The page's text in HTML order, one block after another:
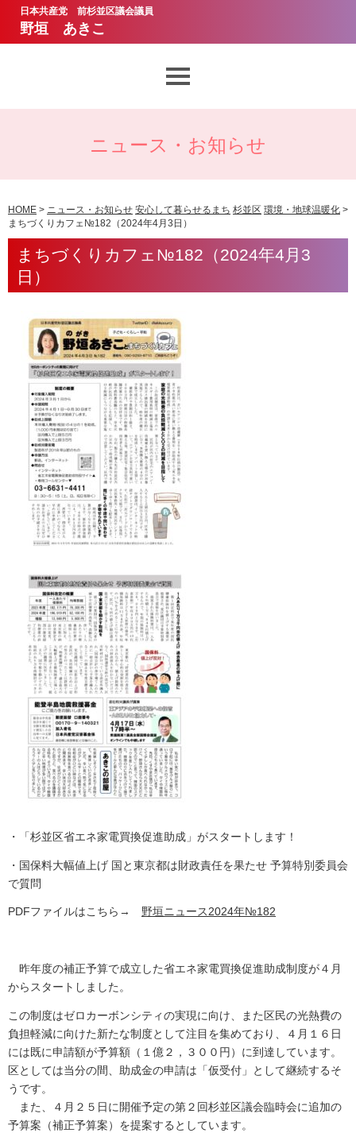
日本共産党 前杉並区議会議員
野垣 あきこ
野垣あきこのお約束
ニュース・お知らせ
HOME > ニュース・お知らせ 安心して暮らせるまち 杉並区 環境・地球温暖化 >
まちづくりカフェ№182（2024年4月3日）
まちづくりカフェ№182（2024年4月3
日）
・「杉並区省エネ家電買換促進助成」がスタートします！
・国保料大幅値上げ 国と東京都は財政責任を果たせ 予算特別委員会
で質問
PDFファイルはこちら→ 野垣ニュース2024年№182
昨年度の補正予算で成立した省エネ家電買換促進助成制度が４月
からスタートしました。
この制度はゼロカーボンシティの実現に向け、また区民の光熱費の
負担軽減に向けた新たな制度として注目を集めており、４月１６日
には既に申請額が予算額（１億２，３００円）に到達しています。
区としては当分の間、助成金の申請は「仮受付」として継続するそ
うです。
また、４月２５日に開催予定の第２回杉並区議会臨時会に追加の
予算案（補正予算案）を提案するとしています。